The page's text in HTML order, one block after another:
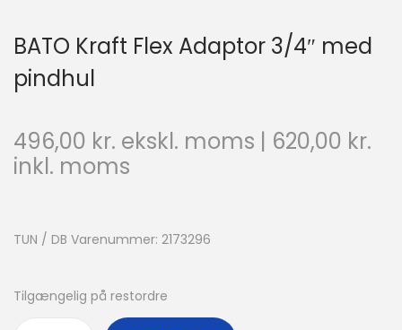
BATO Kraft Flex Adaptor 3/4″ med
pindhul
496,00 kr. ekskl. moms | 620,00 kr.
inkl. moms
TUN / DB Varenummer: 2173296
Tilgængelig på restordre